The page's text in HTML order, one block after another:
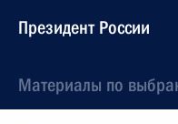
Президент России
Материалы по